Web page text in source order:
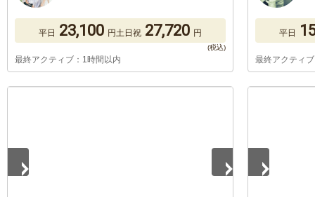
平日 23,100 円土日祝 27,720 円
最終アクティブ：1時間以内
平日
最終アクティ